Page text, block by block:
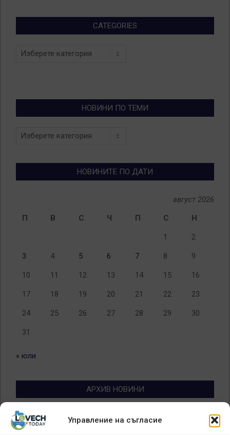
Управление на съгласие
CATEGORIES
Categories
НОВИНИ ПО ТЕМИ
Новини
НОВИНИТЕ ПО ДАТИ
август 2026
П
В С Ч П С Н
1 2
3 4 5 6 7 8 9
10 11 12 13 14 15 16
17 18 19 20 21 22 23
24 25 26 27 28 29 30
31
« юли
АРХИВ НОВИНИ
Архив
новини